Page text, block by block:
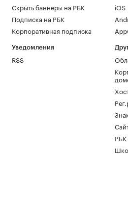
Скрыть баннеры на РБК
Подписка на РБК
Корпоративная подписка
Уведомления
RSS
iOS